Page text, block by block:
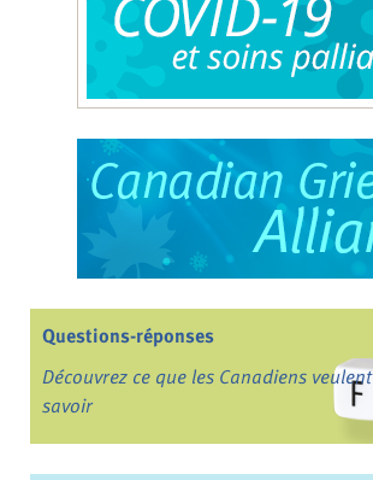
Questions-réponses
Découvrez ce que les Canadiens veulent
savoir